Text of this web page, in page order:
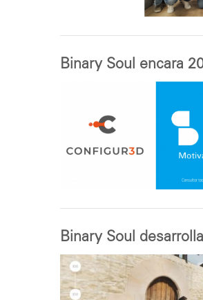
Binary Soul encara
Binary Soul